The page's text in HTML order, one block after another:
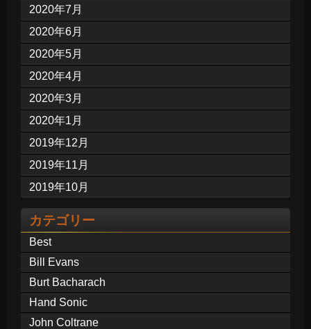
2020年7月
2020年6月
2020年5月
2020年4月
2020年3月
2020年1月
2019年12月
2019年11月
2019年10月
カテゴリー
Best
Bill Evans
Burt Bacharach
Hand Sonic
John Coltrane